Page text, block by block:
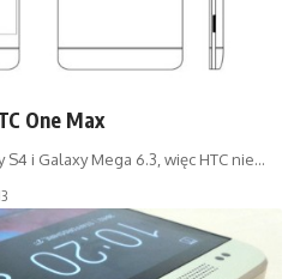
One Max
i Galaxy Mega 6.3, więc HTC nie…